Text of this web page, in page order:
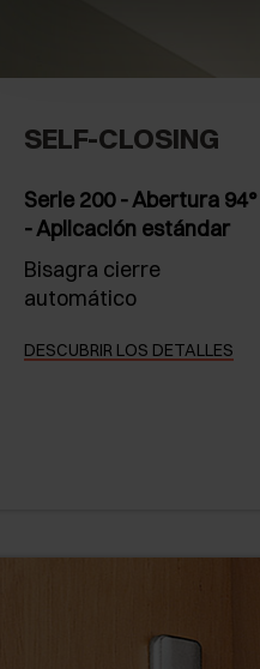
SELF-CLOSING
Serie 200 - Abertura 94°
- Aplicación estándar
Bisagra cierre
automático
DESCUBRIR LOS DETALLES